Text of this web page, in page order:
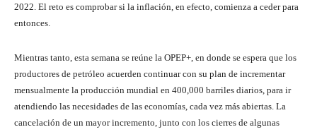
2022. El reto es comprobar si la inflación, en efecto, comienza a ceder para
entonces.
Mientras tanto, esta semana se reúne la OPEP+, en donde se espera que los
productores de petróleo acuerden continuar con su plan de incrementar
mensualmente la producción mundial en 400,000 barriles diarios, para ir
atendiendo las necesidades de las economías, cada vez más abiertas. La
cancelación de un mayor incremento, junto con los cierres de algunas